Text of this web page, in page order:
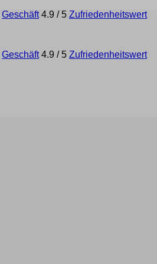
Geschäft4.9 / 5 Zufriedenheitswert
Geschäft4.9 / 5 Zufriedenheitswert